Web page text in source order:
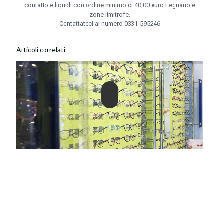
contatto e liquidi con ordine minimo di 40,00 euro Legnano e
zone limitrofe.
Contattateci al numero 0331-595246
Articoli correlati